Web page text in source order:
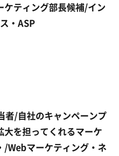
ケティング部長候補/イン
・ASP
者/自社のキャンペーンプ
大を担ってくれるマーケ
/Webマーケティング・ネ